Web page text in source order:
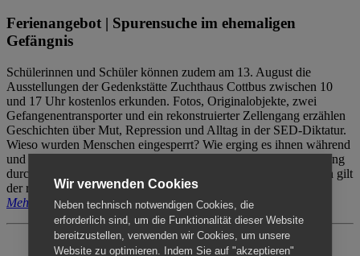
Ferienangebot | Spurensuche im ehemaligen
Gefängnis
Schülerinnen und Schüler können zudem am 13. August die
Ausstellungen der Gedenkstätte Zuchthaus Cottbus zwischen 10
und 17 Uhr kostenlos erkunden. Fotos, Originalobjekte, zwei
Gefangenentransporter und ein rekonstruierter Zellengang erzählen
Geschichten über Mut, Repression und Alltag in der SED-Diktatur.
Wieso wurden Menschen eingesperrt? Wie erging es ihnen während
und nach der Haft? Der Besuch erfolgt individuell ohne Betreuung
durch das Menschenrechtszentrum Cottbus. Für Begleitpersonen gilt
der reguläre Eintritt (8€ / ermäßigt 5€).
Mehr erfahren
Wir verwenden Cookies
Neben technisch notwendigen Cookies, die
erforderlich sind, um die Funktionalität dieser Website
bereitzustellen, verwenden wir Cookies, um unsere
Website zu optimieren. Indem Sie auf "akzeptieren"